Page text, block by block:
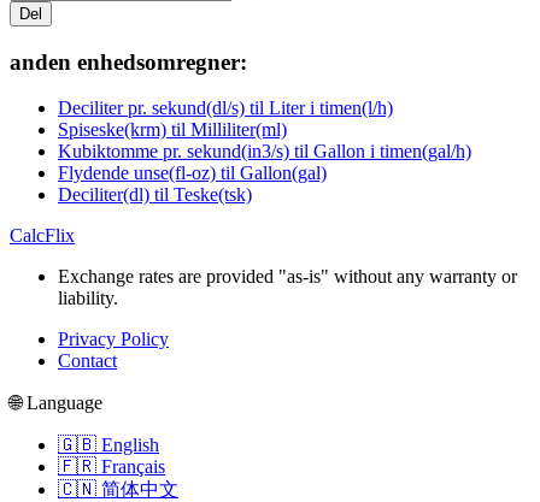
Del
anden enhedsomregner:
Deciliter pr. sekund(dl/s) til Liter i timen(l/h)
Spiseske(krm) til Milliliter(ml)
Kubiktomme pr. sekund(in3/s) til Gallon i timen(gal/h)
Flydende unse(fl-oz) til Gallon(gal)
Deciliter(dl) til Teske(tsk)
CalcFlix
Exchange rates are provided "as-is" without any warranty or
liability.
Privacy Policy
Contact
🌐 Language
🇬🇧 English
🇫🇷 Français
🇨🇳 简体中文